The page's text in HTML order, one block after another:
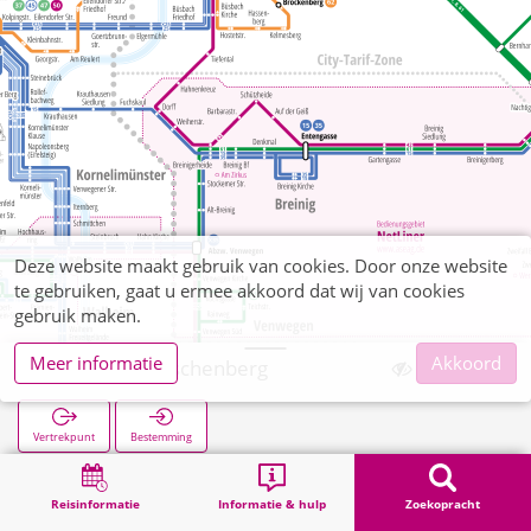
Reisinformatie Informatie & hulp Zoekopracht
Büsbach Bauschenberg
Vertrekpunt Bestemming
Zoekopracht
Deze website maakt gebruik van cookies. Door onze website
te gebruiken, gaat u ermee akkoord dat wij van cookies
gebruik maken.
Meer informatie
Akkoord